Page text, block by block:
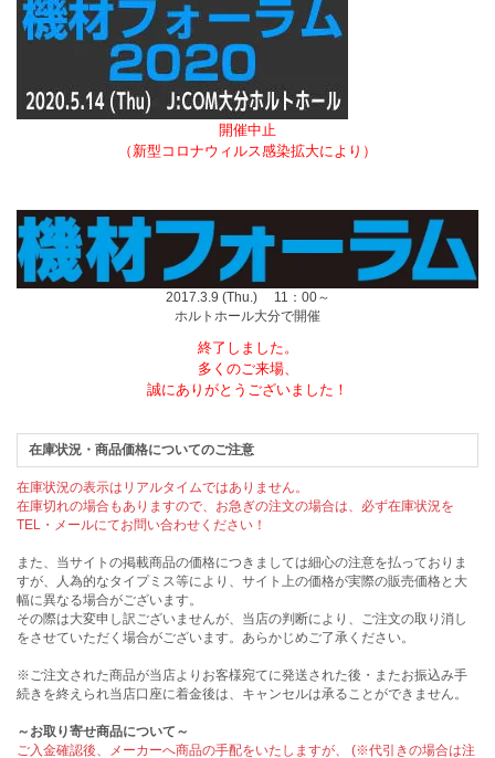
開催中止
（新型コロナウィルス感染拡大により）
2017.3.9 (Thu.) 11：00～
ホルトホール大分で開催
終了しました。
多くのご来場、
誠にありがとうございました！
在庫状況・商品価格についてのご注意
在庫状況の表示はリアルタイムではありません。
在庫切れの場合もありますので、お急ぎの注文の場合は、必ず在庫状況を
TEL・メールにてお問い合わせください！
また、当サイトの掲載商品の価格につきましては細心の注意を払っておりま
すが、人為的なタイプミス等により、サイト上の価格が実際の販売価格と大
幅に異なる場合がございます。
その際は大変申し訳ございませんが、当店の判断により、ご注文の取り消し
をさせていただく場合がございます。あらかじめご了承ください。
※ご注文された商品が当店よりお客様宛てに発送された後・またお振込み手
続きを終えられ当店口座に着金後は、キャンセルは承ることができません。
～お取り寄せ商品について～
ご入金確認後、メーカーへ商品の手配をいたしますが、 (※代引きの場合は注